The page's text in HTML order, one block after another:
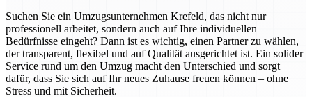
Suchen Sie ein Umzugsunternehmen Krefeld, das nicht nur
professionell arbeitet, sondern auch auf Ihre individuellen
Bedürfnisse eingeht? Dann ist es wichtig, einen Partner zu wählen,
der transparent, flexibel und auf Qualität ausgerichtet ist. Ein solider
Service rund um den Umzug macht den Unterschied und sorgt
dafür, dass Sie sich auf Ihr neues Zuhause freuen können – ohne
Stress und mit Sicherheit.